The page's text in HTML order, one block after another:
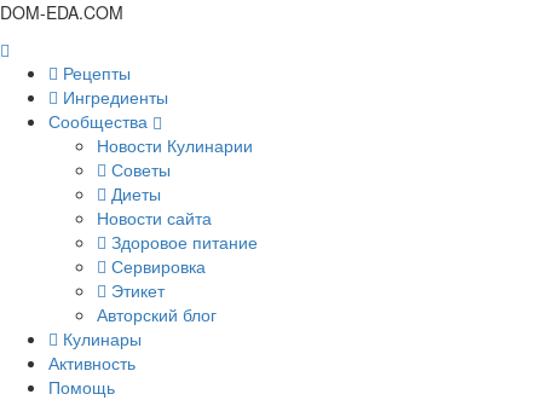
DOM-EDA.COM
Рецепты
Ингредиенты
Сообщества
Новости Кулинарии
Советы
Диеты
Новости сайта
Здоровое питание
Сервировка
Этикет
Авторский блог
Кулинары
Активность
Помощь